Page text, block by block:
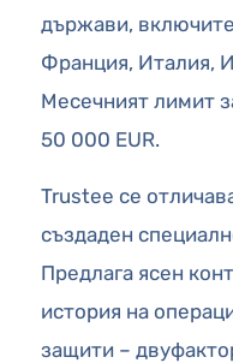
държави,
Франция, Италия,
Месечният лимит
50 000 EUR.
Trustee се
създаден
Предлага ясен
история на
защити –